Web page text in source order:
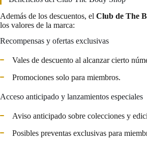
Además de los descuentos, el Club de The
los valores de la marca:
Recompensas y ofertas exclusivas
Vales de descuento al alcanzar cierto
Promociones solo para miembros.
Acceso anticipado y lanzamientos especiales
Aviso anticipado sobre colecciones y
Posibles preventas exclusivas para